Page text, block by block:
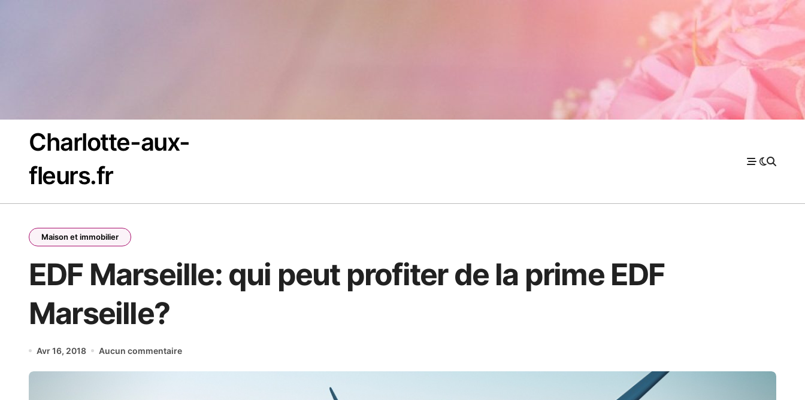
Charlotte-aux-
fleurs.fr
Maison et immobilier
EDF Marseille: qui peut profiter de la prime EDF
Marseille?
Avr 16, 2018 Aucun commentaire